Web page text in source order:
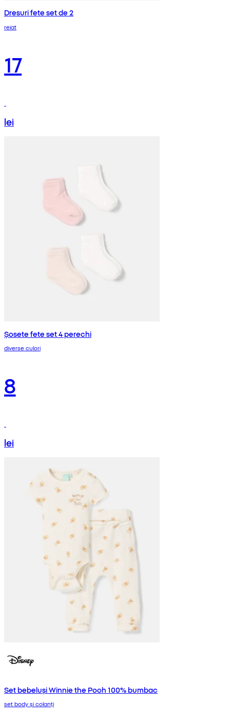
Dresuri fete set de 2
reiat
17
lei
Șosete fete set 4 perechi
diverse culori
8
lei
Set bebeluși Winnie the Pooh 100% bumbac
set body și colanți